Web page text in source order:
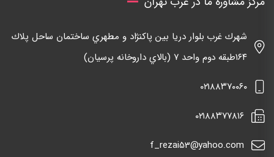
شهرك غرب بلوار دريا بين پاكنژاد و مطهري ساختمان ساحل پلاك
١٦٤طبقه دوم واحد ٧ (بالاي داروخانه پرسيان)
٠٢١٨٨٣٧٠٠٦٠
٠٢١٨٨٣٧٧٨١٦
f_rezai53@yahoo.com